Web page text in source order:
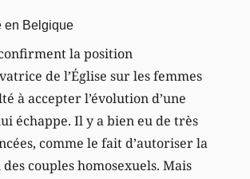
en Belgique
la position
de l’Église sur les femmes
à accepter l’évolution d’une
échappe. Il y a bien eu de très
comme le fait d’autoriser la
couples homosexuels. Mais